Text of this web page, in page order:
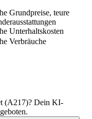
Grundpreise, teure
Unterhaltskosten
Verbräuche
(A217)? Dein KI-